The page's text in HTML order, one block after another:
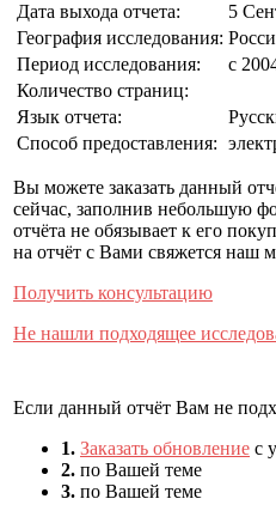
Дата выхода отчета:
5
География исследования:
Период исследования:
с
Количество страниц:
Язык отчета:
Способ предоставления:
Вы можете заказать данный
сейчас, заполнив небольшую
отчёта не обязывает к его
на отчёт с Вами свяжется наш
Получить консультацию
Не нашли подходящее
Если данный отчёт Вам не
1. Заказать обновление с
2. по Вашей теме
3. по Вашей теме